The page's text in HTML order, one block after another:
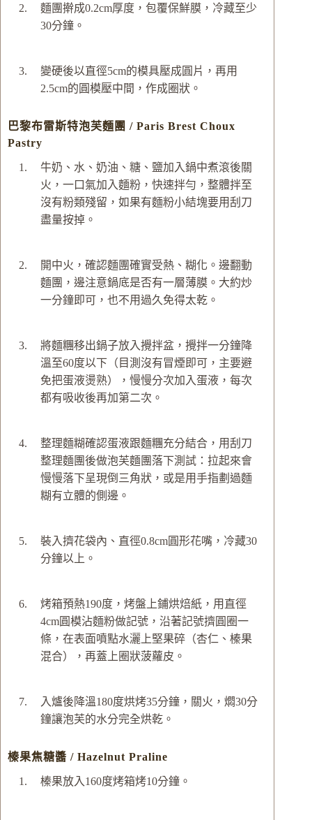
麵團擀成0.2cm厚度，包覆保鮮膜，冷藏至少
30分鐘。
變硬後以直徑5cm的模具壓成圓片，再用
2.5cm的圓模壓中間，作成圈狀。
巴黎布雷斯特泡芙麵團 / Paris Brest Choux
Pastry
牛奶、水、奶油、糖、鹽加入鍋中煮滾後關
火，一口氣加入麵粉，快速拌勻，整體拌至
沒有粉類殘留，如果有麵粉小結塊要用刮刀
盡量按掉。
開中火，確認麵團確實受熱、糊化。邊翻動
麵團，邊注意鍋底是否有一層薄膜。大約炒
一分鐘即可，也不用過久免得太乾。
將麵糰移出鍋子放入攪拌盆，攪拌一分鐘降
溫至60度以下（目測沒有冒煙即可，主要避
免把蛋液燙熟），慢慢分次加入蛋液，每次
都有吸收後再加第二次。
整理麵糊確認蛋液跟麵糰充分結合，用刮刀
整理麵團後做泡芙麵團落下測試：拉起來會
慢慢落下呈現倒三角狀，或是用手指劃過麵
糊有立體的側邊。
裝入擠花袋內、直徑0.8cm圓形花嘴，冷藏30
分鐘以上。
烤箱預熱190度，烤盤上鋪烘焙紙，用直徑
4cm圓模沾麵粉做記號，沿著記號擠圓圈一
條，在表面噴點水灑上堅果碎（杏仁、榛果
混合），再蓋上圈狀菠蘿皮。
入爐後降溫180度烘烤35分鐘，關火，燜30分
鐘讓泡芙的水分完全烘乾。
榛果焦糖醬 / Hazelnut Praline
榛果放入160度烤箱烤10分鐘。